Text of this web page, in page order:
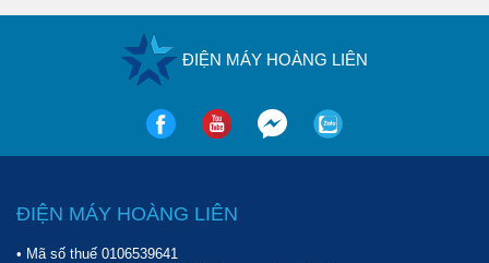
ĐIỆN MÁY HOÀNG LIÊN
ĐIỆN MÁY HOÀNG LIÊN
• Mã số thuế 0106539641